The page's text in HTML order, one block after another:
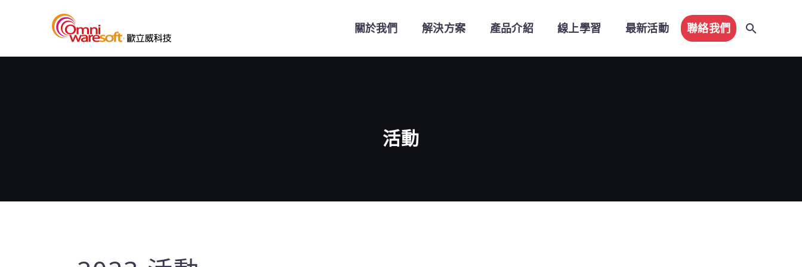
關於我們 解決方案 產品介紹 線上學習 最新活動 聯絡我們
活動